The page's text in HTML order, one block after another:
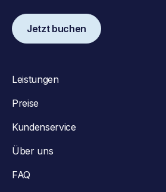
Jetzt buchen
Leistungen
Preise
Kundenservice
Über uns
FAQ